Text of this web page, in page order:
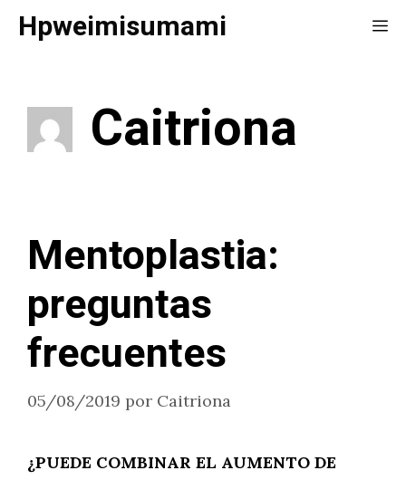
SaltarHpweimisumami
Caitriona
Mentoplastia:
preguntas
frecuentes
05/08/2019 por Caitriona
¿PUEDE COMBINAR EL AUMENTO DE